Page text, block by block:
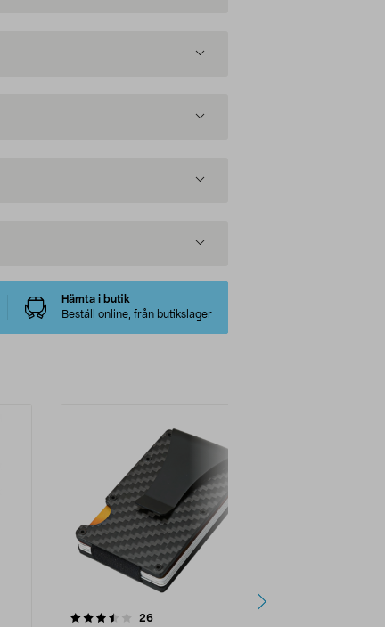
Hämta i butik
Beställ online, från butikslager
26recensioner
3.5 av 5 stjärnor